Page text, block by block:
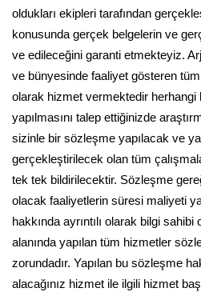
oldukları ekipleri tarafından
konusunda gerçek belgelerin ve
ve edileceğini garanti etmekteyiz.
ve bünyesinde faaliyet gösteren
olarak hizmet vermektedir herhangi
yapılmasını talep ettiğinizde
sizinle bir sözleşme yapılacak ve
gerçekleştirilecek olan tüm
tek tek bildirilecektir. Sözleşme
olacak faaliyetlerin süresi maliyeti
hakkında ayrıntılı olarak bilgi
alanında yapılan tüm hizmetler
zorundadır. Yapılan bu sözleşme
alacağınız hizmet ile ilgili hizmet